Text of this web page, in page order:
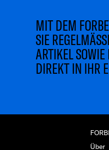
MIT DEM
SIE
ARTIKEL
DIREKT IN IHR
Über